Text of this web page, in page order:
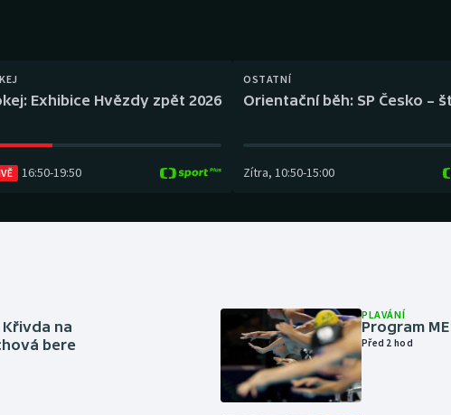
Olympijské hry
Plážový volejbal
Vodní slalom
Ostatní
Exhibice Hvězdy zpět 2026
16:50-19:50
OSTATNÍ
Orientační běh: SP Česko –
Zítra, 10:50-15:00
na
bere
PLAVÁNÍ
Program
Před 2 hod